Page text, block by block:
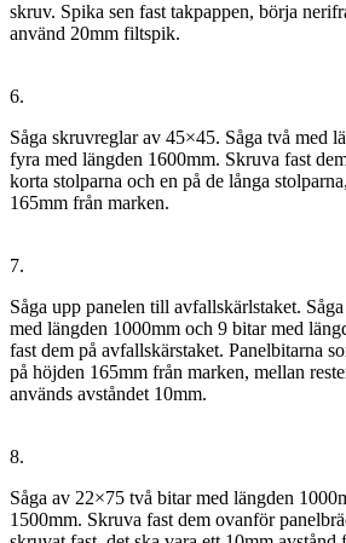
skruv. Spika sen fast takpappen, börja
använd 20mm filtspik.
6.
Såga skruvreglar av 45×45. Såga två med
fyra med längden 1600mm. Skruva fast
korta stolparna och en på de långa
165mm från marken.
7.
Såga upp panelen till avfallskärlstaket.
med längden 1000mm och 9 bitar med
fast dem på avfallskärstaket. Panelbitarna
på höjden 165mm från marken, mellan
används avståndet 10mm.
8.
Såga av 22×75 två bitar med längden
1500mm. Skruva fast dem ovanför